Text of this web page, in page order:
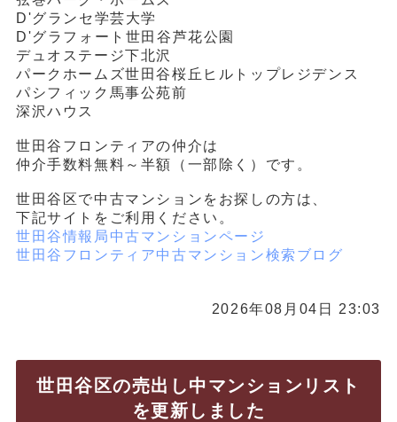
D'グランセ学芸大学
D'グラフォート世田谷芦花公園
デュオステージ下北沢
パークホームズ世田谷桜丘ヒルトップレジデンス
パシフィック馬事公苑前
深沢ハウス
世田谷フロンティアの仲介は
仲介手数料無料～半額（一部除く）です。
世田谷区で中古マンションをお探しの方は、
下記サイトをご利用ください。
世田谷情報局中古マンションページ
世田谷フロンティア中古マンション検索ブログ
2026年08月04日 23:03
世田谷区の売出し中マンションリスト
を更新しました